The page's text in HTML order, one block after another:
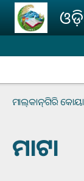
Skip to main
ମାଲ୍‌କାନ୍‌ଗିରି କୋୟା
ମାଟା